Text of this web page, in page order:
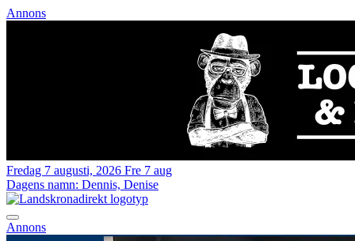
Annons
Fredag 7 augusti, 2026 Fre 7 aug
Dagens namn: Dennis, Denise
Annons